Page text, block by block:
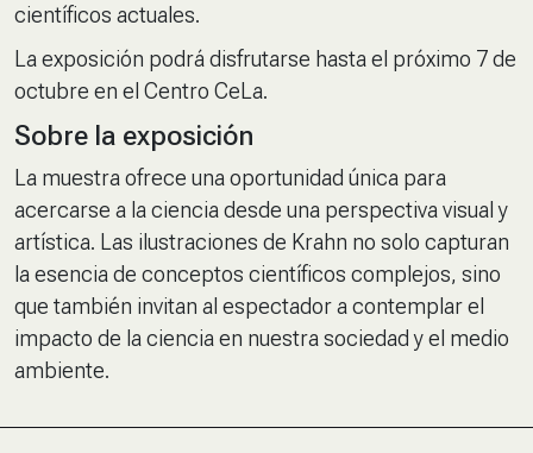
científicos actuales.
La exposición podrá disfrutarse hasta el próximo 7 de
octubre en el Centro CeLa.
Sobre la exposición
La muestra ofrece una oportunidad única para
acercarse a la ciencia desde una perspectiva visual y
artística. Las ilustraciones de Krahn no solo capturan
la esencia de conceptos científicos complejos, sino
que también invitan al espectador a contemplar el
impacto de la ciencia en nuestra sociedad y el medio
ambiente.